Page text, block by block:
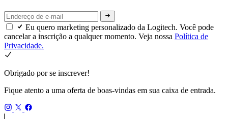
Eu quero marketing personalizado da Logitech. Você pode
cancelar a inscrição a qualquer momento. Veja nossa Política de
Privacidade.
Obrigado por se inscrever!
Fique atento a uma oferta de boas-vindas em sua caixa de entrada.